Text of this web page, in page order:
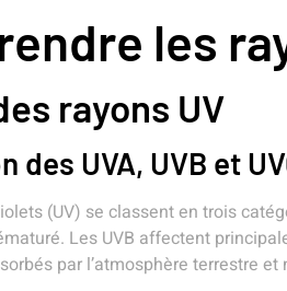
les
rayons UV
des UVA, UVB et
(UV) se classent en trois
Les UVB affectent
par l’atmosphère terrestre